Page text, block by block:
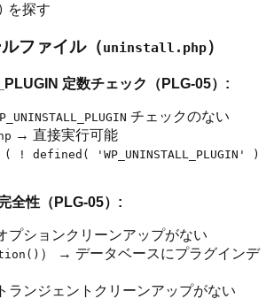
を探す
ファイル（uninstall.php）
定数チェック（PLG-05）:
チェックのない
→ 直接実行可能
! defined( 'WP_UNINSTALL_PLUGIN' )
全性（PLG-05）:
プションクリーンアップがない
） → データベースにプラグインデ
ランジェントクリーンアップがない